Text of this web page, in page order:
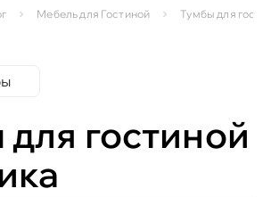
Мебель для Гостиной Тумбы для
гостиной